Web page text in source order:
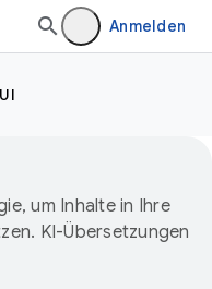
Anmelden
UI
um Inhalte in Ihre
KI-Übersetzungen